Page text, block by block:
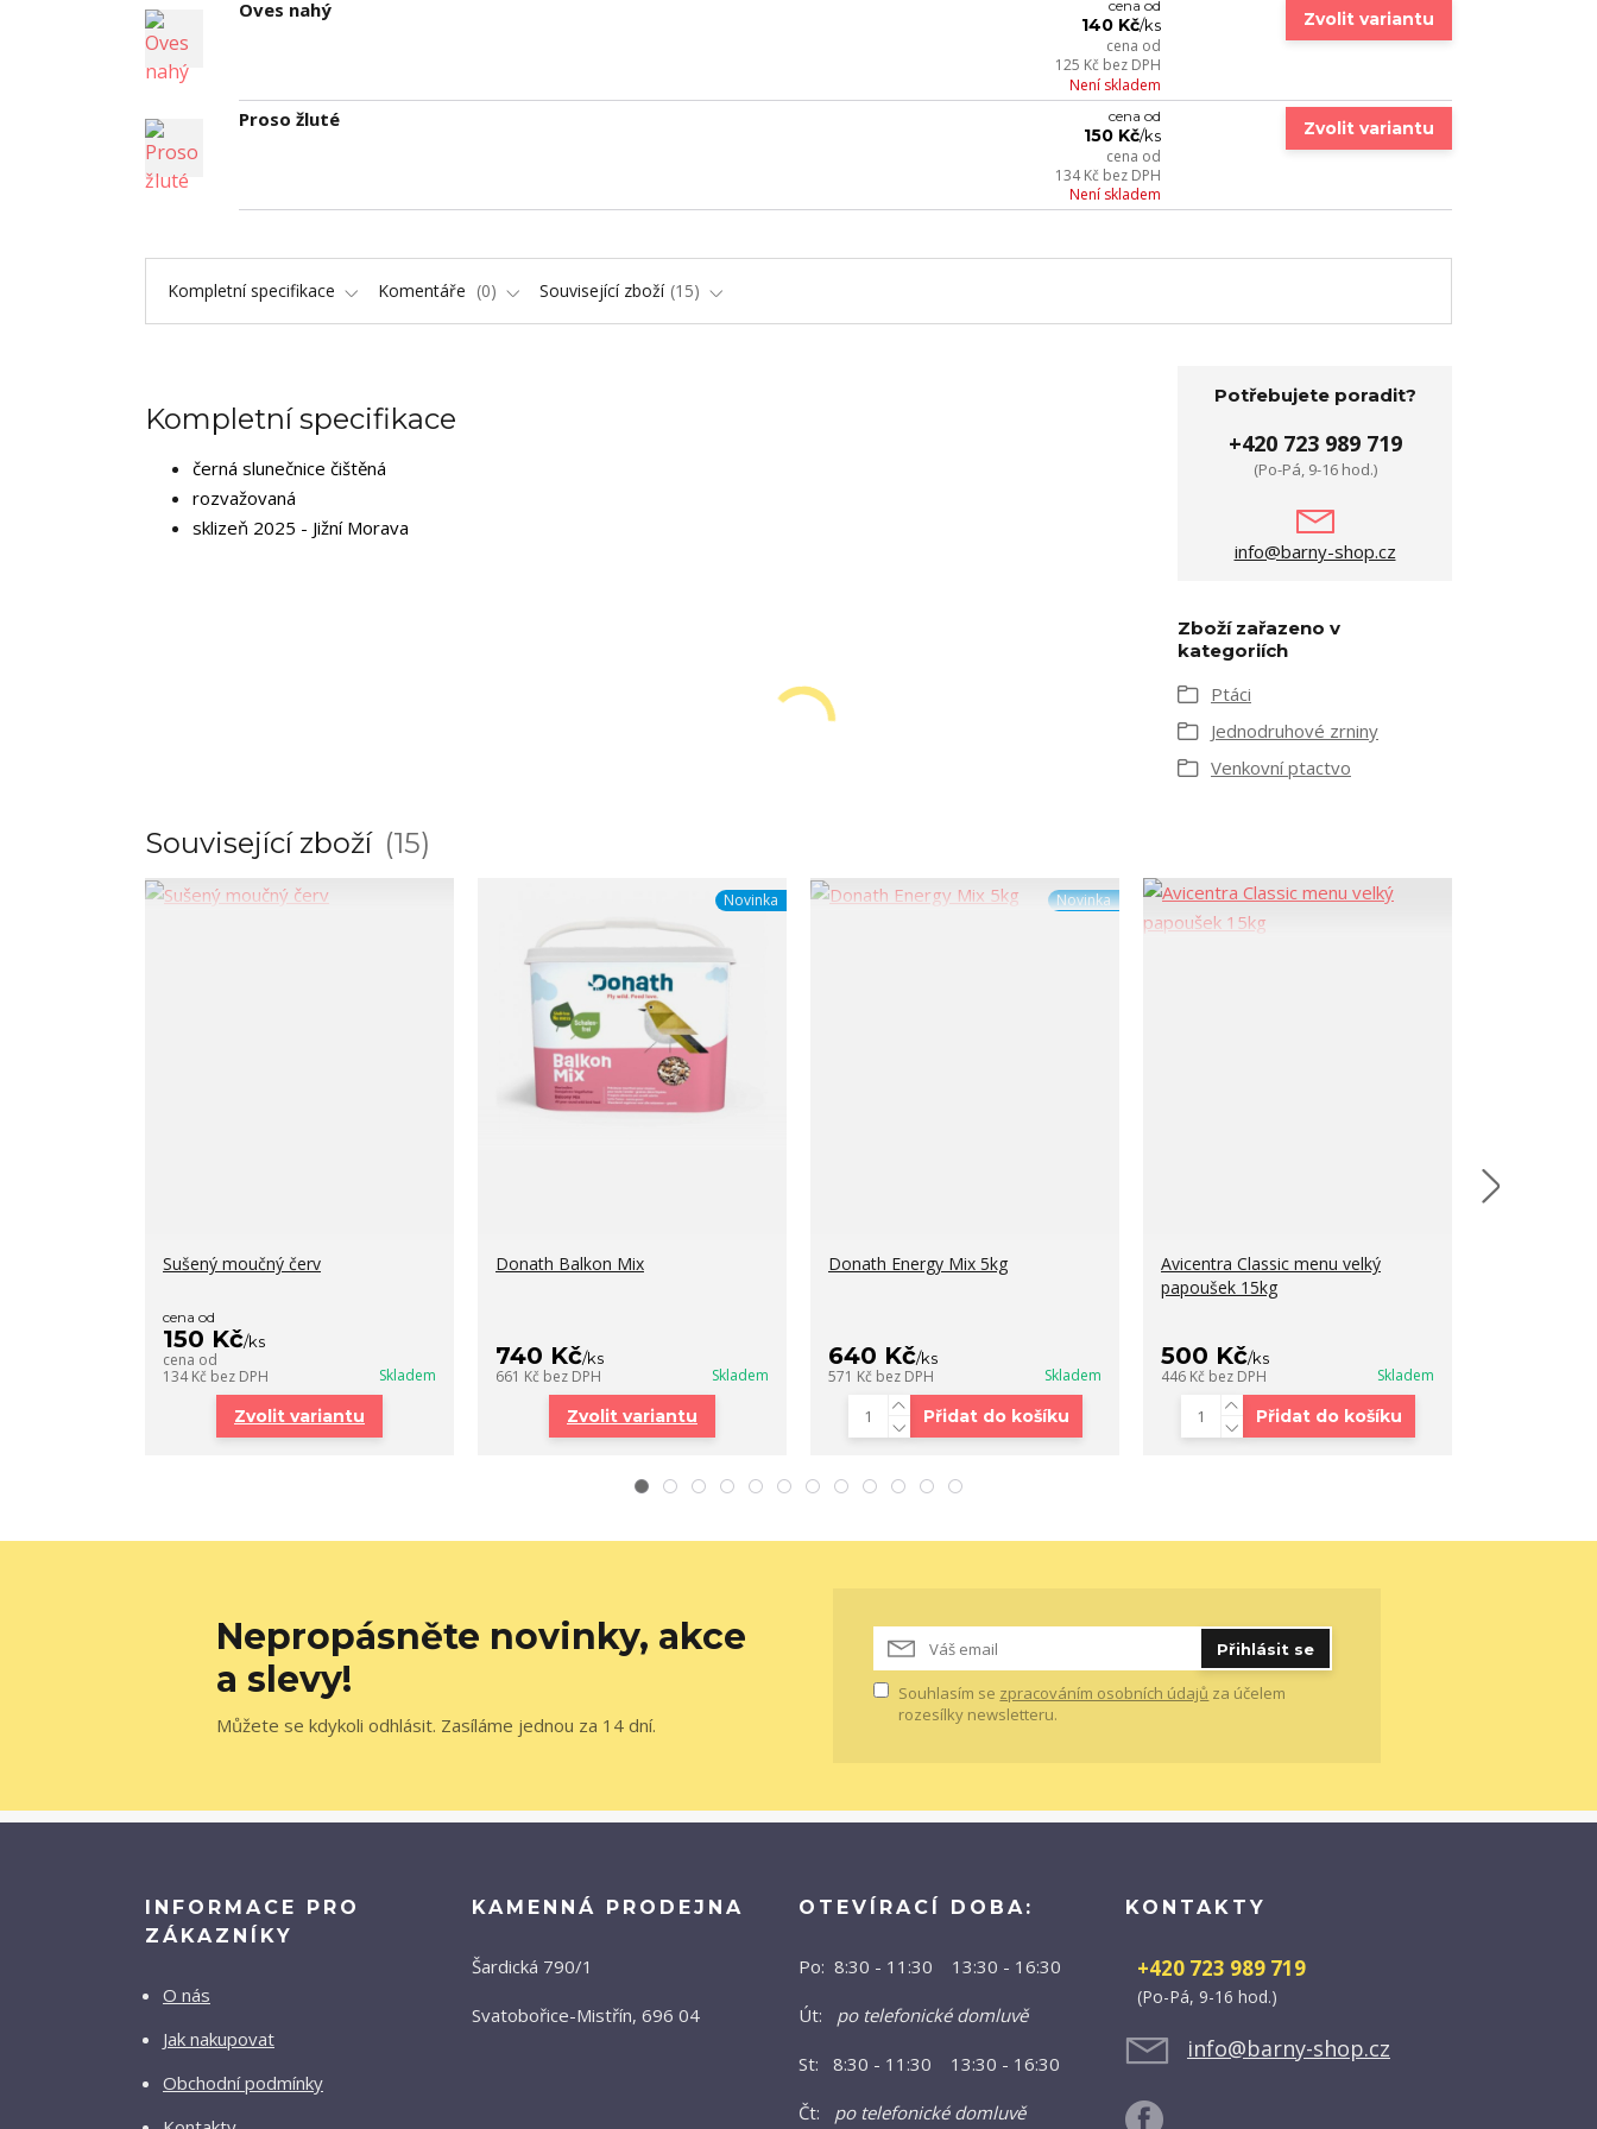
Oves nahý cena od
140 Kč/ks
cena od
125 Kč bez DPH
Není skladem
Zvolit variantu
Proso žluté cena od
150 Kč/ks
cena od
134 Kč bez DPH
Není skladem
Zvolit variantu
Kompletní specifikace Komentáře 0 Související zboží 15
Kompletní specifikace
černá slunečnice čištěná
rozvažovaná
sklizeň 2025 - Jižní Morava
Potřebujete poradit?
+420 723 989 719
(Po-Pá, 9-16 hod.)
info@barny-shop.cz
Zboží zařazeno v
kategoriích
Ptáci
Jednodruhové zrniny
Venkovní ptactvo
Související zboží 15
Sušený moučný červ
cena od
150 Kč/ks
cena od
134 Kč bez DPH Skladem
Zvolit variantu
Novinka
Donath Balkon Mix
740 Kč/ks
661 Kč bez DPH Skladem
Zvolit variantu
Novinka
Donath Energy Mix 5kg
640 Kč/ks
571 Kč bez DPH Skladem
Přidat do košíku
Avicentra Classic menu velký
papoušek 15kg
500 Kč/ks
446 Kč bez DPH Skladem
Přidat do košíku
Nepropásněte novinky, akce
a slevy!
Můžete se kdykoli odhlásit. Zasíláme jednou za 14 dní.
Přihlásit se
Souhlasím se zpracováním osobních údajů za účelem
rozesílky newsletteru.
INFORMACE PRO
ZÁKAZNÍKY
O nás
Jak nakupovat
Obchodní podmínky
KAMENNÁ PRODEJNA
Šardická 790/1
Svatobořice-Mistřín, 696 04
OTEVÍRACÍ DOBA:
Po: 8:30 - 11:30 13:30 - 16:30
Út: po telefonické domluvě
St: 8:30 - 11:30 13:30 - 16:30
Čt: po telefonické domluvě
KONTAKTY
+420 723 989 719
(Po-Pá, 9-16 hod.)
info@barny-shop.cz